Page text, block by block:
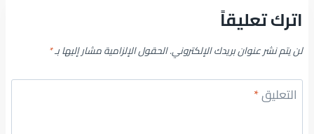
اترك تعليقاً
لن يتم نشر عنوان بريدك الإلكتروني.الحقول الإلزامية مشار إليها بـ*
التعليق*